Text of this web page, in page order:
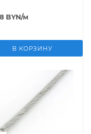
BYN/м
В КОРЗИНУ